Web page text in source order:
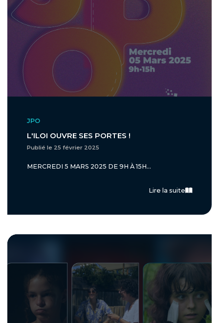
JPO
L'ILOI OUVRE SES PORTES !
Publié le 25 février 2025
MERCREDI 5 MARS 2025 DE 9H À 15H...
Lire la suite